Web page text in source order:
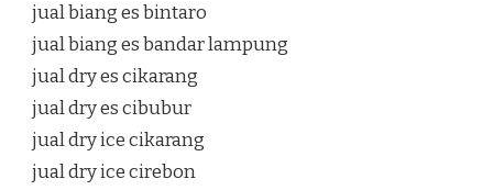
jual biang es bintaro
jual biang es bandar lampung
jual dry es cikarang
jual dry es cibubur
jual dry ice cikarang
jual dry ice cirebon